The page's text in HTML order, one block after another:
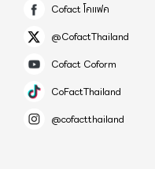
Cofact โคแฟค
@CofactThailand
Cofact Coform
CoFactThailand
@cofactthailand